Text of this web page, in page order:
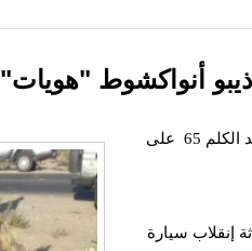
أنواكشوط "هويات"
سقط قتيلان وأصيب ثالث بجروح خطيرة فى حادث سير مروع وقع مساء اليوم عند الكلم 65 على
إنقلاب سيارة